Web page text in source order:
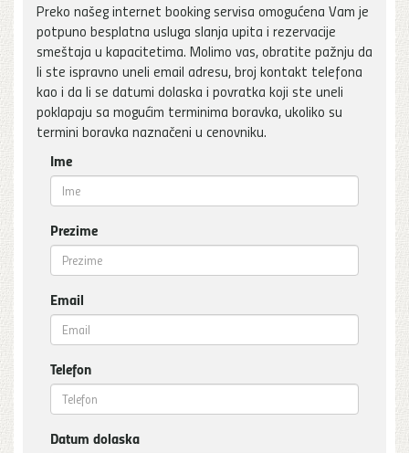
Preko našeg internet booking servisa omogućena Vam je
potpuno besplatna usluga slanja upita i rezervacije
smeštaja u kapacitetima. Molimo vas, obratite pažnju da
li ste ispravno uneli email adresu, broj kontakt telefona
kao i da li se datumi dolaska i povratka koji ste uneli
poklapaju sa mogućim terminima boravka, ukoliko su
termini boravka naznačeni u cenovniku.
Ime
Prezime
Email
Telefon
Datum dolaska